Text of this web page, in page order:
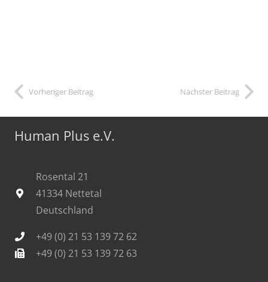
Vorheriger Beitrag Nächster Beitrag
Human Plus e.V.
Rosental 21
41334 Nettetal
Deutschland
+49 (0) 21 53 139 72 62
+49 (0) 21 53 139 72 63